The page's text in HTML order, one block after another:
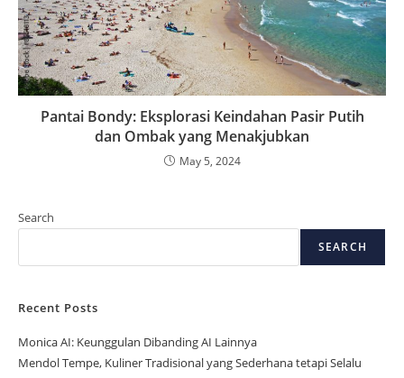
Pantai Bondy: Eksplorasi Keindahan Pasir Putih
dan Ombak yang Menakjubkan
May 5, 2024
Search
SEARCH
Recent Posts
Monica AI: Keunggulan Dibanding AI Lainnya
Mendol Tempe, Kuliner Tradisional yang Sederhana tetapi Selalu